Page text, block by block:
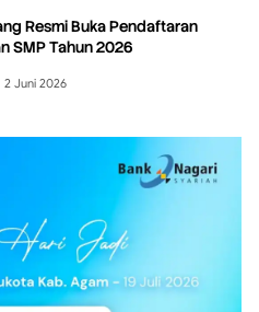
Resmi Buka Pendaftaran
SMP Tahun 2026
2 Juni 2026